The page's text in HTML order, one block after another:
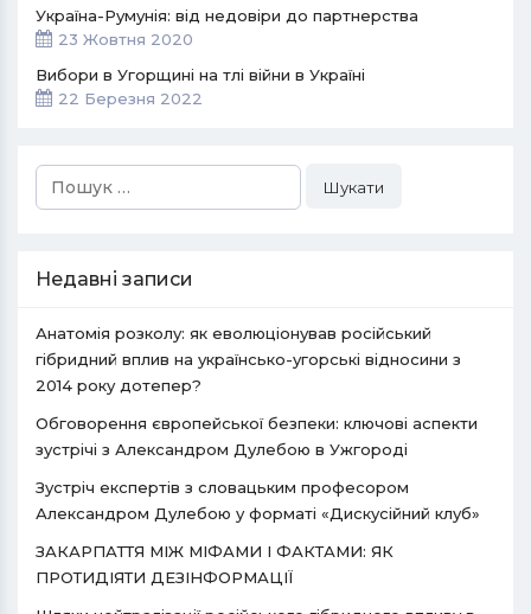
Україна-Румунія: від недовіри до партнерства
23 Жовтня 2020
Вибори в Угорщині на тлі війни в Україні
22 Березня 2022
Пошук:
Недавні записи
Анатомія розколу: як еволюціонував російський
гібридний вплив на українсько-угорські відносини з
2014 року дотепер?
Обговорення європейської безпеки: ключові аспекти
зустрічі з Александром Дулебою в Ужгороді
Зустріч експертів з словацьким професором
Александром Дулебою у форматі «Дискусійний клуб»
ЗАКАРПАТТЯ МІЖ МІФАМИ І ФАКТАМИ: ЯК
ПРОТИДІЯТИ ДЕЗІНФОРМАЦІЇ